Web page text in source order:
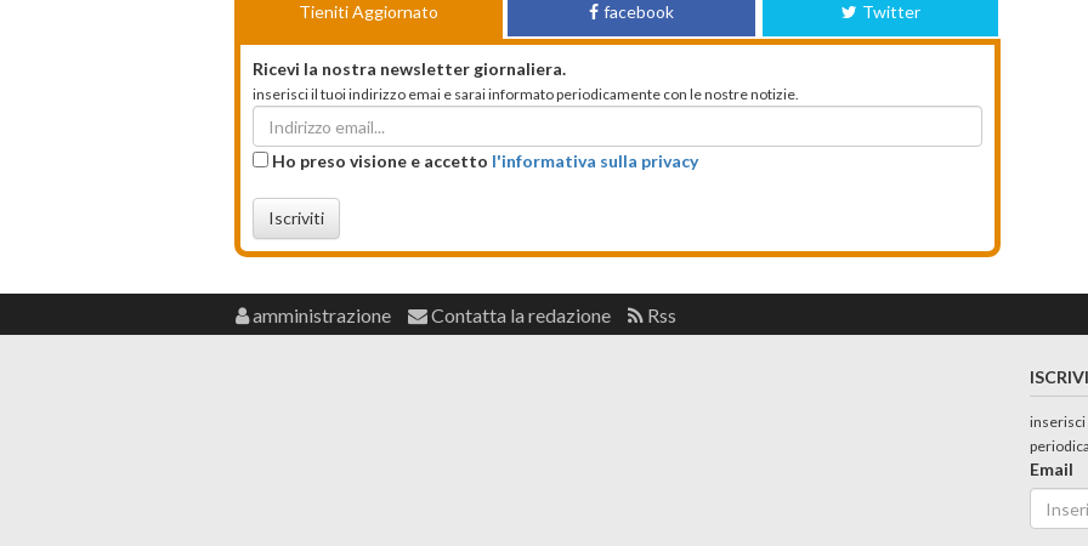
Tieniti Aggiornato facebook Twitter
Ricevi la nostra newsletter giornaliera.
inserisci il tuoi indirizzo emai e sarai informato periodicamente con le nostre notizie.
Ho preso visione e accetto l'informativa sulla privacy
Iscriviti
amministrazione Contatta la redazione Rss
inserisci
Email